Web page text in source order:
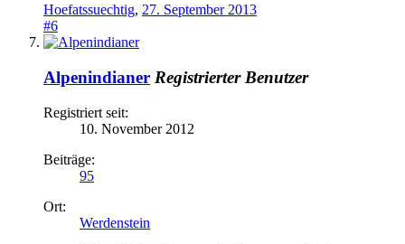
Hoefatssuechtig, 27. September 2013
#6
Alpenindianer Registrierter Benutzer
Registriert seit:
10. November 2012
Beiträge:
95
Ort:
Werdenstein